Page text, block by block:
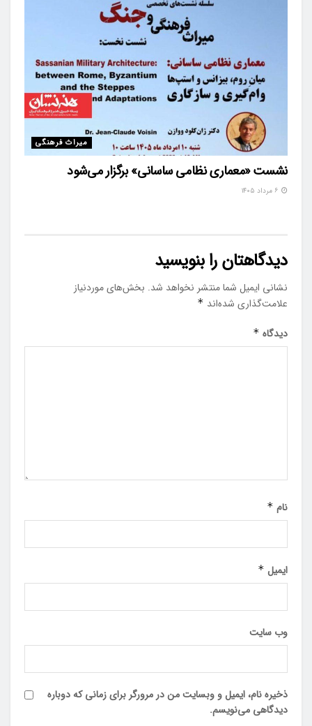
میراث فرهنگی
نشست «معماری نظامی ساسانی» برگزار می‌شود
دیدگاهتان را بنویسید
نشانی ایمیل شما منتشر نخواهد شد. بخش‌های موردنیاز
علامت‌گذاری شده‌اند *
دیدگاه *
نام *
ایمیل *
وب‌ سایت
ذخیره نام، ایمیل و وبسایت من در مرورگر برای زمانی که دوباره
دیدگاهی می‌نویسم.